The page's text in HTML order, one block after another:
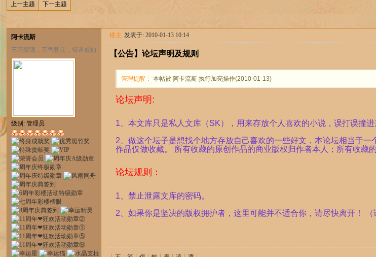
上一主题 下一主题
阿卡流斯
三花聚顶，五气朝元，得道成仙
级别: 管理员
楼主 发表于: 2010-01-13 10:14
【公告】论坛声明及规则
管理提醒：本帖被 阿卡流斯 执行加亮操作(2010-01-13)
论坛声明:
1、本文库只是私人文库（SK），用来存放个人喜欢的小说，误打误撞
2、做这个坛子是想找个地方存放自己喜欢的一些好文，本论坛相当于
作品仅做收藏。 所有收藏的原创作品的商业版权归作者本人；所有收藏
论坛规则：
1、禁止泄露文库的密码。
2、如果你是坚决的版权拥护者，这里可能并不适合你，请尽快离开！